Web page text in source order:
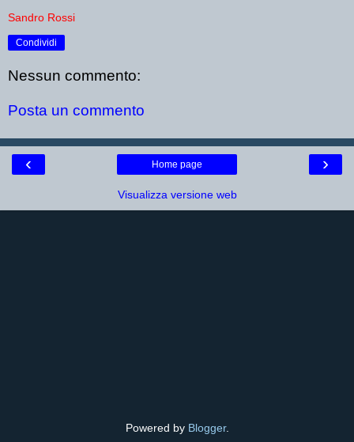
Sandro Rossi
Condividi
Nessun commento:
Posta un commento
‹ ›
Home page
Visualizza versione web
Powered by Blogger.